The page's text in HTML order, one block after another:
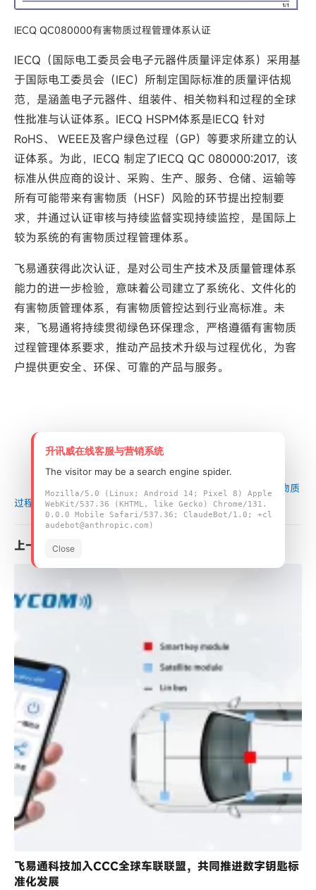
IECQ QC080000有害物质过程管理体系认证
IECQ（国际电工委员会电子元器件质量评定体系）采用基
于国际电工委员会（IEC）所制定国际标准的质量评估规
范，是涵盖电子元器件、组装件、相关物料和过程的全球
性批准与认证体系。IECQ HSPM体系是IECQ 针对
RoHS、 WEEE及客户绿色过程（GP）等要求所建立的认
证体系。为此，IECQ 制定了IECQ QC 080000:2017，该
标准从供应商的设计、采购、生产、服务、仓储、运输等
所有可能带来有害物质（HSF）风险的环节提出控制要
求，并通过认证审核与持续监督实现持续监控，是国际上
较为系统的有害物质过程管理体系。
飞易通获得此次认证，是对公司生产技术及质量管理体系
能力的进一步检验，意味着公司建立了系统化、文件化的
有害物质管理体系，有害物质管控达到行业高标准。未
来，飞易通将持续贯彻绿色环保理念，严格遵循有害物质
过程管理体系要求，推动产品技术升级与过程优化，为客
户提供更安全、环保、可靠的产品与服务。
首页 / 公司博客
飞易通通过IECQ QC080000有害物质
过程管理体系认证
上一篇
飞易通科技加入CCC全球车联联盟，共同推进数字钥匙标
准化发展
升讯威在线客服与营销系统
The visitor may be a search engine spider.
Mozilla/5.0 (Linux; Android 14; Pixel 8) Apple
WebKit/537.36 (KHTML, like Gecko) Chrome/131.
0.0.0 Mobile Safari/537.36; ClaudeBot/1.0; +cl
audebot@anthropic.com)
Close